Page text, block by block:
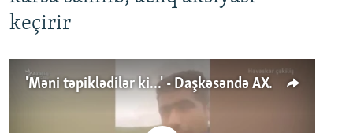
keçirir
'Məni təpiklədilər ki...' - Daşkəsəndə AXCP fəalının yaxınları onun həbsinə etiraz edirlər